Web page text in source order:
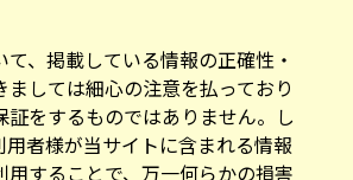
、掲載している情報の正確性・
ましては細心の注意を払っており
証をするものではありません。し
用者様が当サイトに含まれる情報
用することで、万一何らかの損害